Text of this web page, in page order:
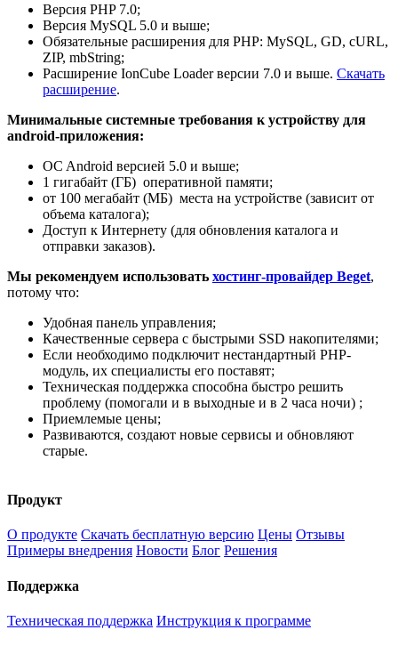
Версия PHP 7.0;
Версия MySQL 5.0 и выше;
Обязательные расширения для PHP: MySQL, GD, cURL,
ZIP, mbString;
Расширение IonCube Loader версии 7.0 и выше. Скачать
расширение.
Минимальные системные требования к устройству для
android-приложения:
OC Android версией 5.0 и выше;
1 гигабайт (ГБ) оперативной памяти;
от 100 мегабайт (МБ) места на устройстве (зависит от
объема каталога);
Доступ к Интернету (для обновления каталога и
отправки заказов).
Мы рекомендуем использовать хостинг-провайдер Beget,
потому что:
Удобная панель управления;
Качественные сервера с быстрыми SSD накопителями;
Если необходимо подключит нестандартный PHP-
модуль, их специалисты его поставят;
Техническая поддержка способна быстро решить
проблему (помогали и в выходные и в 2 часа ночи) ;
Приемлемые цены;
Развиваются, создают новые сервисы и обновляют
старые.
Продукт
О продукте Скачать бесплатную версию Цены Отзывы
Примеры внедрения Новости Блог Решения
Поддержка
Техническая поддержка Инструкция к программе